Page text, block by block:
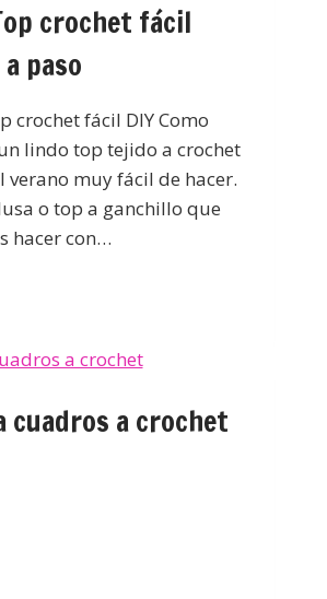
crochet fácil
paso
crochet fácil DIY Como
lindo top tejido a crochet
verano muy fácil de hacer.
o top a ganchillo que
hacer con…
cuadros a crochet